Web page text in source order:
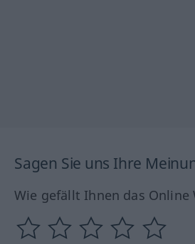
Sagen Sie uns Ihre
Wie gefällt Ihnen das Online